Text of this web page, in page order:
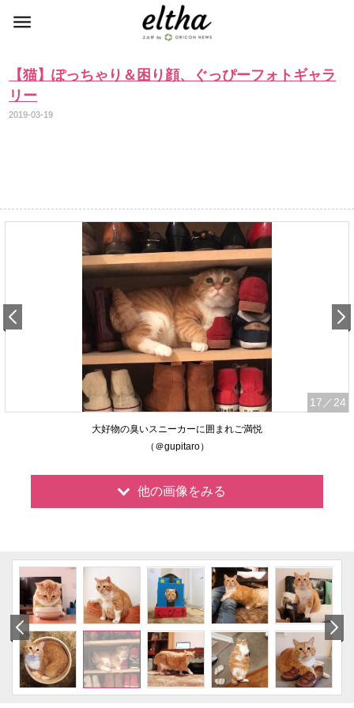
【猫】ぽっちゃり＆困り顔、ぐっぴーフォトギャラ
リー
2019-03-19
17 ／24
大好物の臭いスニーカーに囲まれご満悦
（＠gupitaro）
他の画像をみる